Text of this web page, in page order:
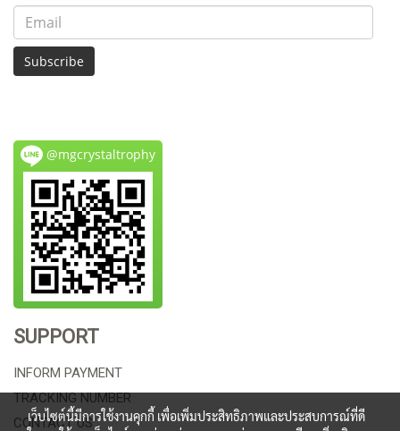
Subscribe
@mgcrystaltrophy
SUPPORT
INFORM PAYMENT
TRACKING NUMBER
CONTACT US
เว็บไซต์นี้มีการใช้งานคุกกี้ เพื่อเพิ่มประสิทธิภาพและประสบการณ์ที่ดี